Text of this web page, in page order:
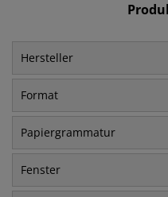
Hersteller
Format
Papiergrammatur
Fenster